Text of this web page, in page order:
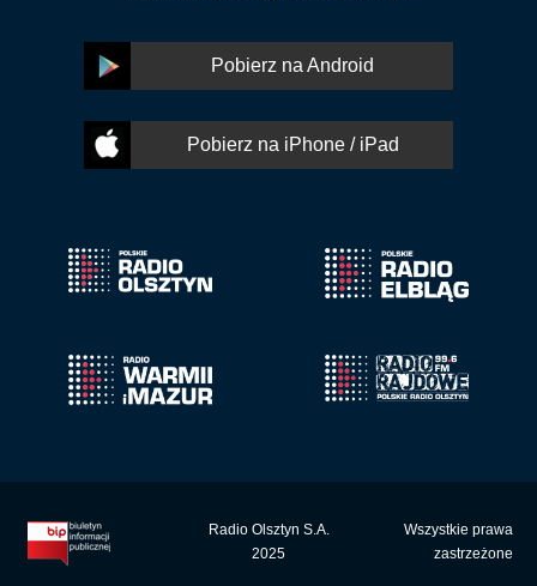
Pobierz na Android
Pobierz na iPhone / iPad
Radio Olsztyn S.A.
2025
Wszystkie prawa
zastrzeżone